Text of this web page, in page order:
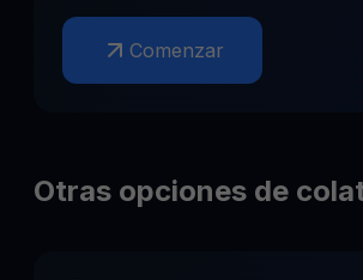
Comenzar
Otras opciones de